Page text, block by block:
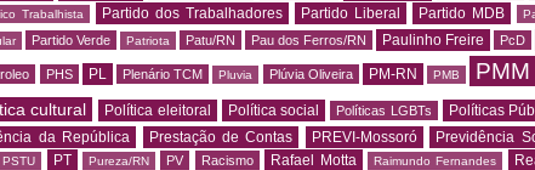
Trabalhista Partido dos Trabalhadores Partido Liberal Partido MDB
Partido Verde Patriota Patu/RN Pau dos Ferros/RN Paulinho Freire PcD
PHS PL Plenário TCM Pluvia Plúvia Oliveira PM-RN PMB PMM
cultural Política eleitoral Política social Políticas LGBTs Políticas
da República Prestação de Contas PREVI-Mossoró Previdência
PSTU PT Pureza/RN PV Racismo Rafael Motta Raimundo Fernandes